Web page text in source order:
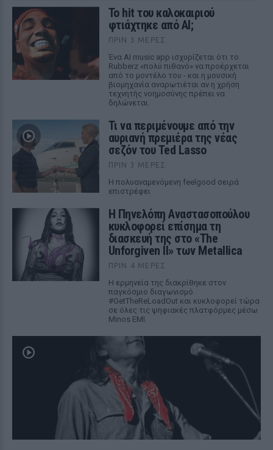
Το hit του καλοκαιριού
φτιάχτηκε από AI;
ΠΡΙΝ 3 ΜΈΡΕΣ
Ένα AI music app ισχυρίζεται ότι το
Rubberz «πολύ πιθανό» να προέρχεται
από το μοντέλο του - και η μουσική
βιομηχανία αναρωτιέται αν η χρήση
τεχνητής νοημοσύνης πρέπει να
δηλώνεται.
Τι να περιμένουμε από την
αυριανή πρεμιέρα της νέας
σεζόν του Ted Lasso
ΠΡΙΝ 3 ΜΈΡΕΣ
Η πολυαναμενόμενη feelgood σειρά
επιστρέφει
Η Πηνελόπη Αναστασοπούλου
κυκλοφορεί επίσημα τη
διασκευή της στο «The
Unforgiven II» των Metallica
ΠΡΙΝ 4 ΜΈΡΕΣ
Η ερμηνεία της διακρίθηκε στον
παγκόσμιο διαγωνισμό
#GetTheReLoadOut και κυκλοφορεί τώρα
σε όλες τις ψηφιακές πλατφόρμες μέσω
Minos EMI.